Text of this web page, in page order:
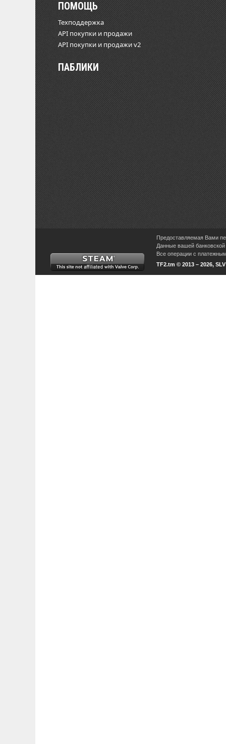
ПОМОЩЬ
Техподдержка
API покупки и продажи
API покупки и продажи v2
ПАБЛИКИ
Предоставляемая Вами
Данные вашей
Все операции с
TF2.tm © 2013 – 2026,